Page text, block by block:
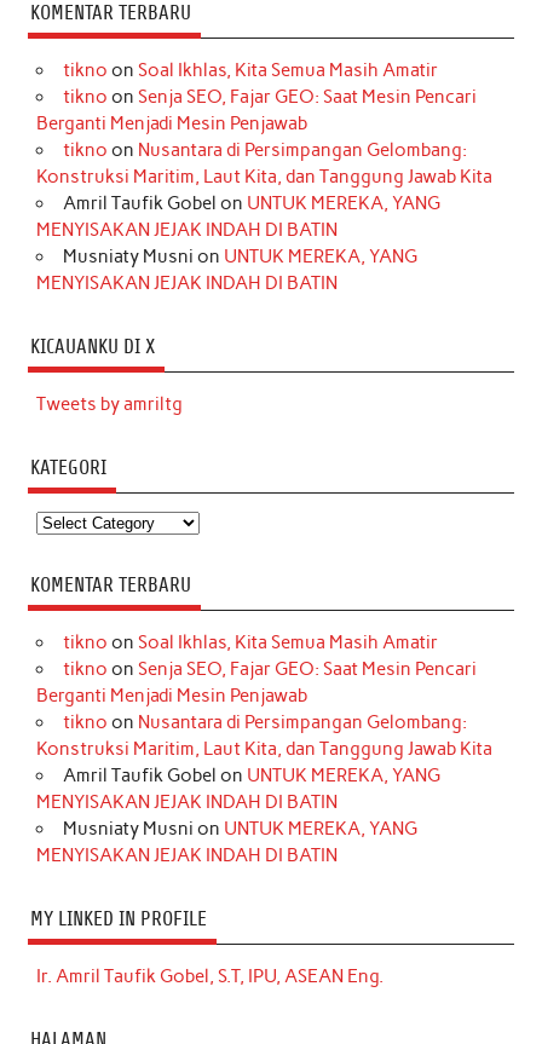
KOMENTAR TERBARU
tikno on Soal Ikhlas, Kita Semua Masih Amatir
tikno on Senja SEO, Fajar GEO: Saat Mesin Pencari
Berganti Menjadi Mesin Penjawab
tikno on Nusantara di Persimpangan Gelombang:
Konstruksi Maritim, Laut Kita, dan Tanggung Jawab Kita
Amril Taufik Gobel on UNTUK MEREKA, YANG
MENYISAKAN JEJAK INDAH DI BATIN
Musniaty Musni on UNTUK MEREKA, YANG
MENYISAKAN JEJAK INDAH DI BATIN
KICAUANKU DI X
Tweets by amriltg
KATEGORI
Kategori
KOMENTAR TERBARU
tikno on Soal Ikhlas, Kita Semua Masih Amatir
tikno on Senja SEO, Fajar GEO: Saat Mesin Pencari
Berganti Menjadi Mesin Penjawab
tikno on Nusantara di Persimpangan Gelombang:
Konstruksi Maritim, Laut Kita, dan Tanggung Jawab Kita
Amril Taufik Gobel on UNTUK MEREKA, YANG
MENYISAKAN JEJAK INDAH DI BATIN
Musniaty Musni on UNTUK MEREKA, YANG
MENYISAKAN JEJAK INDAH DI BATIN
MY LINKED IN PROFILE
Ir. Amril Taufik Gobel, S.T, IPU, ASEAN Eng.